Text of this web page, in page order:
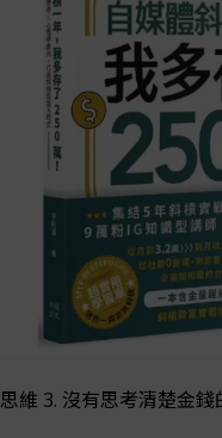
思維 3. 沒有思考清楚金錢